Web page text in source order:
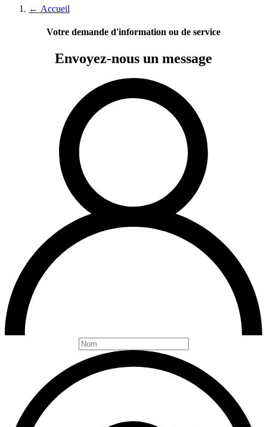
← Accueil
Votre demande d'information ou de service
Envoyez-nous un message